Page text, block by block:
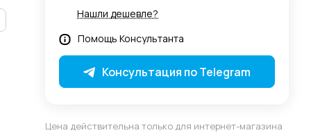
Нашли дешевле?
Помощь Консультанта
Консультация по Telegram
Цена действительна только для интернет-магазина